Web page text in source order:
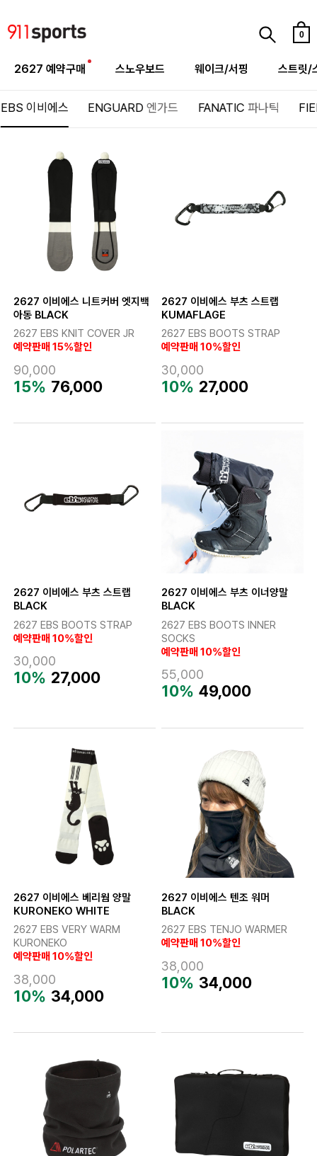
0
2627 예약구매 스노우보드 웨이크/서핑 스트릿/
EBS 이비에스 ENGUARD 엔가드 FANATIC 파나틱
2627 이비에스 니트커버 엣지백
아동 BLACK
2627 EBS KNIT COVER JR
예약판매 15%할인
90,000
15% 76,000
2627 이비에스 부츠 스트랩
KUMAFLAGE
2627 EBS BOOTS STRAP
예약판매 10%할인
30,000
10% 27,000
2627 이비에스 부츠 스트랩
BLACK
2627 EBS BOOTS STRAP
예약판매 10%할인
30,000
10% 27,000
2627 이비에스 부츠 이너양말
BLACK
2627 EBS BOOTS INNER
SOCKS
예약판매 10%할인
55,000
10% 49,000
2627 이비에스 베리웜 양말
KURONEKO WHITE
2627 EBS VERY WARM
KURONEKO
예약판매 10%할인
38,000
10% 34,000
2627 이비에스 텐조 워머
BLACK
2627 EBS TENJO WARMER
예약판매 10%할인
38,000
10% 34,000